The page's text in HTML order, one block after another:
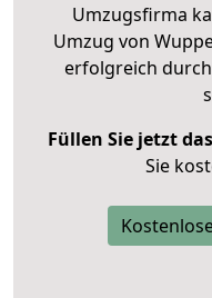
Umzugsfirma
Umzug von
erfolgreich
Füllen Sie jetzt
Sie